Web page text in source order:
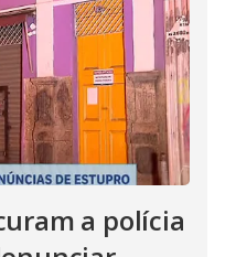
a polícia